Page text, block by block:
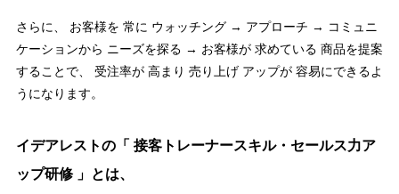
さらに、 お客様を 常に ウォッチング → アプローチ → コミュニ
ケーションから ニーズを探る → お客様が 求めている 商品を提案
することで、 受注率が 高まり 売り上げ アップが 容易にできるよ
うになります。
イデアレストの「 接客トレーナースキル・セールス力ア
ップ研修 」とは、